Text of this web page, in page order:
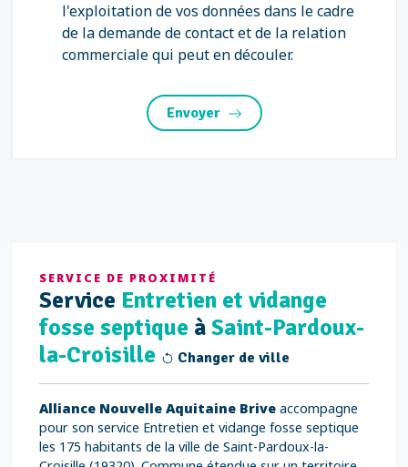
l'exploitation de vos données dans le cadre
de la demande de contact et de la relation
commerciale qui peut en découler.
Envoyer
SERVICE DE PROXIMITÉ
Service Entretien et vidange
fosse septique àSaint-Pardoux-
la-Croisille
Changer de ville
Alliance Nouvelle Aquitaine Brive accompagne
pour son service Entretien et vidange fosse septique
les 175 habitants de la ville de Saint-Pardoux-la-